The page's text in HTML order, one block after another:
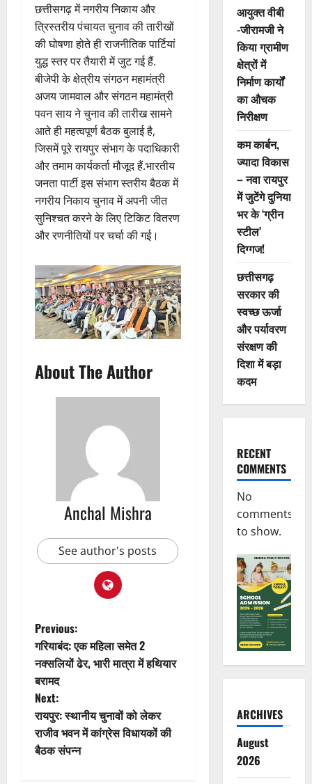
छत्तीसगढ़ में नगरीय निकाय और
त्रिस्तरीय पंचायत चुनाव की तारीखों
की घोषणा होते ही राजनीतिक पार्टियां
युद्ध स्तर पर तैयारी में जुट गई हैं.
बीजेपी के क्षेत्रीय संगठन महामंत्री
अजय जामवाल और संगठन महामंत्री
पवन साय ने चुनाव की तारीख सामने
आते ही महत्वपूर्ण बैठक बुलाई है,
जिसमें पूरे रायपुर संभाग के पदाधिकारी
और तमाम कार्यकर्ता मौजूद हैं.भारतीय
जनता पार्टी इस संभाग स्तरीय बैठक में
नगरीय निकाय चुनाव में अपनी जीत
सुनिश्चत करने के लिए टिकिट वितरण
और रणनीतियों पर चर्चा की गई।
About The Author
Anchal Mishra
See author's posts
P
o
s
t
n
Previous:
गरियाबंद: एक महिला समेत 2
नक्सलियों ढेर, भारी मात्रा में हथियार
बरामद
Next:
रायपुर: स्थानीय चुनावों को लेकर
राजीव भवन में कांग्रेस विधायकों की
बैठक संपन्न
आयुक्त वीबी
-जीरामजी ने
किया ग्रामीण
क्षेत्रों में
निर्माण कार्यों
का औचक
निरीक्षण
कम कार्बन,
ज्यादा विकास
– नवा रायपुर
में जुटेंगे दुनिया
भर के ‘ग्रीन
स्टील’
दिग्गज!
छत्तीसगढ़
सरकार की
स्वच्छ ऊर्जा
और पर्यावरण
संरक्षण की
दिशा में बड़ा
कदम
RECENT
COMMENTS
No
comments
to show.
ARCHIVES
August
2026